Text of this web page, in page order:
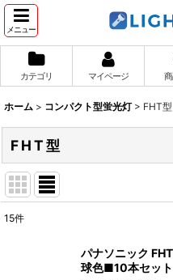
メニュー
カテゴリ マイページ
ホーム > コンパクト型蛍光灯 > FHT型
FHT型
15件
パナソニック
球色■10本セット